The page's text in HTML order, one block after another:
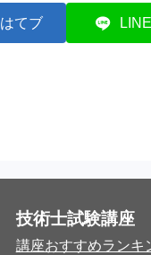
はてブ LINE
技術士試験講座
講座おすすめランキ